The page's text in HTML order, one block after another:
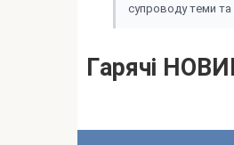
cyпpоводy тeми тa
Гapячі